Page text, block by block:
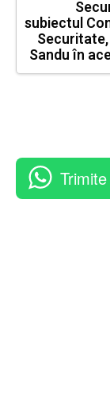
subiectul
Sandu în